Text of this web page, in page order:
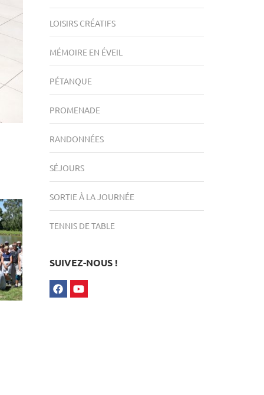
LOISIRS CRÉATIFS
MÉMOIRE EN ÉVEIL
PÉTANQUE
PROMENADE
RANDONNÉES
SÉJOURS
SORTIE À LA JOURNÉE
TENNIS DE TABLE
SUIVEZ-NOUS !